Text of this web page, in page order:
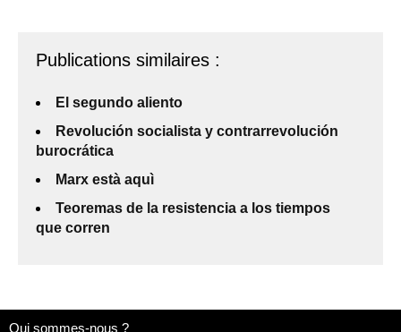
Publications similaires :
El segundo aliento
Revolución socialista y contrarrevolución
burocrática
Marx està aquì
Teoremas de la resistencia a los tiempos
que corren
Qui sommes-nous ?